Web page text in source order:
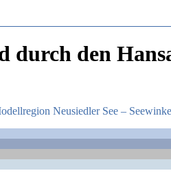
durch den
Neusiedler See –